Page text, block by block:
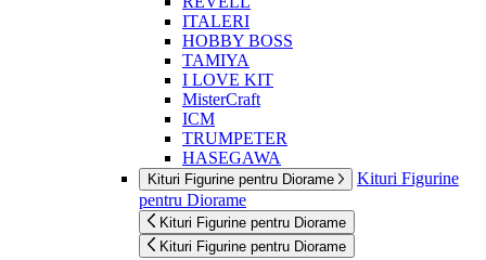
ITALERI
HOBBY BOSS
TAMIYA
I LOVE KIT
MisterCraft
ICM
TRUMPETER
HASEGAWA
Kituri Figurine pentru Diorame
Kituri Figurine
pentru Diorame
Kituri Figurine pentru Diorame
Kituri Figurine pentru Diorame